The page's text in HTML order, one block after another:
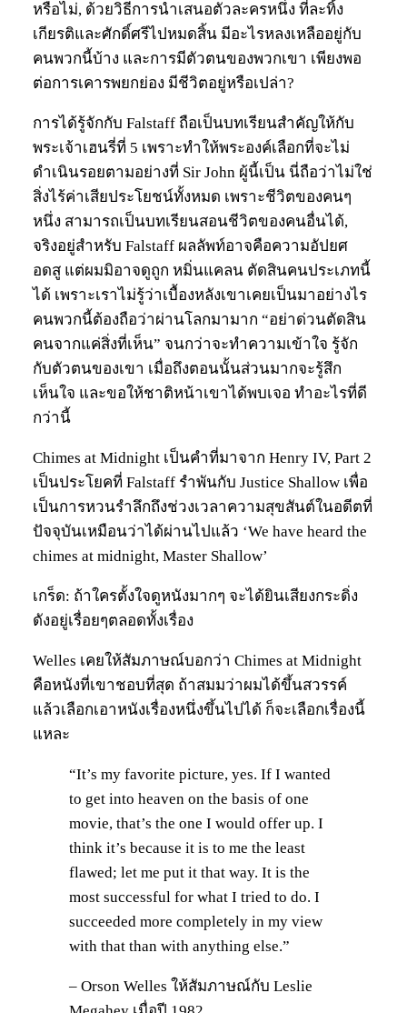
หรือไม่, ด้วยวิธีการนำเสนอตัวละครหนึ่ง ที่ละทิ้ง
เกียรติและศักดิ์ศรีไปหมดสิ้น มีอะไรหลงเหลืออยู่กับ
คนพวกนี้บ้าง และการมีตัวตนของพวกเขา เพียงพอ
ต่อการเคารพยกย่อง มีชีวิตอยู่หรือเปล่า?
การได้รู้จักกับ Falstaff ถือเป็นบทเรียนสำคัญให้กับ
พระเจ้าเฮนรี่ที่ 5 เพราะทำให้พระองค์เลือกที่จะไม่
ดำเนินรอยตามอย่างที่ Sir John ผู้นี้เป็น นี่ถือว่าไม่ใช่
สิ่งไร้ค่าเสียประโยชน์ทั้งหมด เพราะชีวิตของคนๆ
หนึ่ง สามารถเป็นบทเรียนสอนชีวิตของคนอื่นได้,
จริงอยู่สำหรับ Falstaff ผลลัพท์อาจคือความอัปยศ
อดสู แต่ผมมิอาจดูถูก หมิ่นแคลน ตัดสินคนประเภทนี้
ได้ เพราะเราไม่รู้ว่าเบื้องหลังเขาเคยเป็นมาอย่างไร
คนพวกนี้ต้องถือว่าผ่านโลกมามาก “อย่าด่วนตัดสิน
คนจากแค่สิ่งที่เห็น” จนกว่าจะทำความเข้าใจ รู้จัก
กับตัวตนของเขา เมื่อถึงตอนนั้นส่วนมากจะรู้สึก
เห็นใจ และขอให้ชาติหน้าเขาได้พบเจอ ทำอะไรที่ดี
กว่านี้
Chimes at Midnight เป็นคำที่มาจาก Henry IV, Part 2
เป็นประโยคที่ Falstaff รำพันกับ Justice Shallow เพื่อ
เป็นการหวนรำลึกถึงช่วงเวลาความสุขสันต์ในอดีตที่
ปัจจุบันเหมือนว่าได้ผ่านไปแล้ว ‘We have heard the
chimes at midnight, Master Shallow’
เกร็ด: ถ้าใครตั้งใจดูหนังมากๆ จะได้ยินเสียงกระดิ่ง
ดังอยู่เรื่อยๆตลอดทั้งเรื่อง
Welles เคยให้สัมภาษณ์บอกว่า Chimes at Midnight
คือหนังที่เขาชอบที่สุด ถ้าสมมว่าผมได้ขึ้นสวรรค์
แล้วเลือกเอาหนังเรื่องหนึ่งขึ้นไปได้ ก็จะเลือกเรื่องนี้
แหละ
“It’s my favorite picture, yes. If I wanted
to get into heaven on the basis of one
movie, that’s the one I would offer up. I
think it’s because it is to me the least
flawed; let me put it that way. It is the
most successful for what I tried to do. I
succeeded more completely in my view
with that than with anything else.”
– Orson Welles ให้สัมภาษณ์กับ Leslie